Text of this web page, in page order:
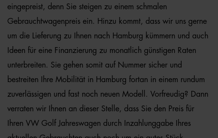
eingepreist, denn Sie steigen zu einem schmalen
Gebrauchtwagenpreis ein. Hinzu kommt, dass wir uns gerne
um die Lieferung zu Ihnen nach Hamburg kümmern und auch
Ideen für eine Finanzierung zu monatlich günstigen Raten
unterbreiten. Sie gehen somit auf Nummer sicher und
bestreiten Ihre Mobilität in Hamburg fortan in einem rundum
zuverlässigen und fast noch neuen Modell. Vorfreudig? Dann
verraten wir Ihnen an dieser Stelle, dass Sie den Preis für
Ihren VW Golf Jahreswagen durch Inzahlunggabe Ihres